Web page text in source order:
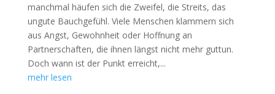
manchmal häufen sich die Zweifel, die Streits, das
ungute Bauchgefühl. Viele Menschen klammern sich
aus Angst, Gewohnheit oder Hoffnung an
Partnerschaften, die ihnen längst nicht mehr guttun.
Doch wann ist der Punkt erreicht,...
mehr lesen